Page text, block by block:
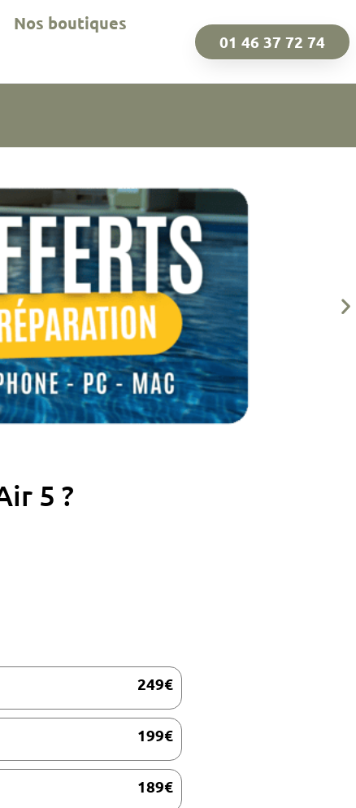
Nos boutiques
01 46 37 72 74
5 ?
249€
199€
189€